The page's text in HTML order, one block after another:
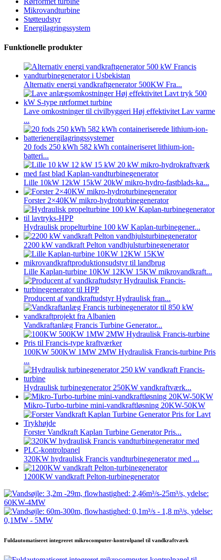
Mikrovandturbine
Støtteudstyr
Energilagringssystem
Funktionelle produkter
Alternativ energi vandkraftgenerator 500KW Fra...
Lave omkostninger til civilbyggeri Høj effektivitet Lav varme
...
20 fods 250 kWh 582 kWh containeriseret lithium-ion-
batteri...
Lille 10kW 12kW 15kW 20kW mikro-hydro-fastblads-ka...
Forster 2×40KW mikro-hydroturbinegenerator
Hydraulisk propelturbine 100 kW Kaplan-turbinegener...
2200 kW vandkraft Pelton vandhjulsturbinegenerator
Lille Kaplan-turbine 10KW 12KW 15KW mikrovandkraft...
Producent af vandkraftudstyr Hydraulisk fran...
Vandkraftanlæg Francis Turbine Generator...
100KW 500KW 1MW 2MW Hydraulisk Francis-turbine Pris
...
Hydraulisk turbinegenerator 250KW vandkraftværk...
Mikro-Turbo-turbine mini-vandkraftløsning 20KW-50KW
Forster Vandkraft Kaplan Turbine Generator Pris...
320KW hydraulisk Francis vandturbinegenerator med ...
1200KW vandkraft Pelton-turbinegenerator
Fuldautomatiseret integreret mikrocomputer-kontrolpanel til vandkraftværk